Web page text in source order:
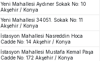
Yeni Mahallesi Aydıner Sokak No: 10
Akşehir / Konya
Yeni Mahallesi 34051. Sokak No: 11
Akşehir / Konya
İstasyon Mahallesi Nasreddin Hoca
Cadde No: 14 Akşehir / Konya
İstasyon Mahallesi Mustafa Kemal Paşa
Cadde No: 172 Akşehir / Konya